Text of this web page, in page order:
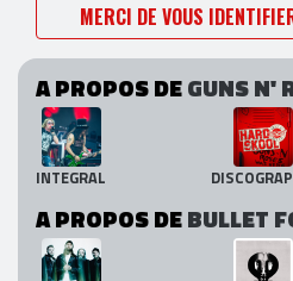
MERCI DE VOUS
A PROPOS DEGUNS N'
INTEGRAL
A PROPOS DEBULLET